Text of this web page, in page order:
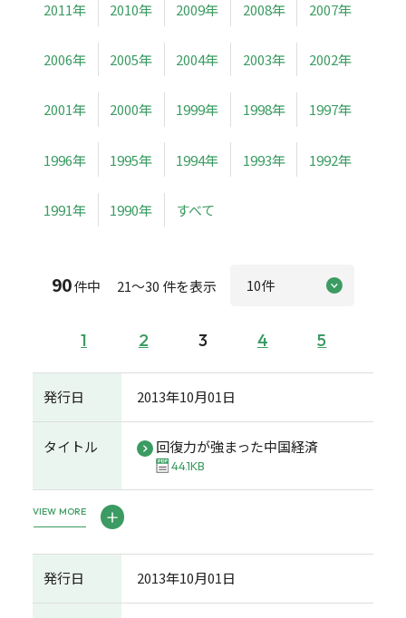
2011年 2010年 2009年 2008年 2007年
2006年 2005年 2004年 2003年 2002年
2001年 2000年 1999年 1998年 1997年
1996年 1995年 1994年 1993年 1992年
1991年 1990年 すべて
90件中 21～30 件を表示
1 2 3 4 5
発行日 2013年10月01日
タイトル 回復力が強まった中国経済
44.1KB
VIEW MORE
発行日 2013年10月01日